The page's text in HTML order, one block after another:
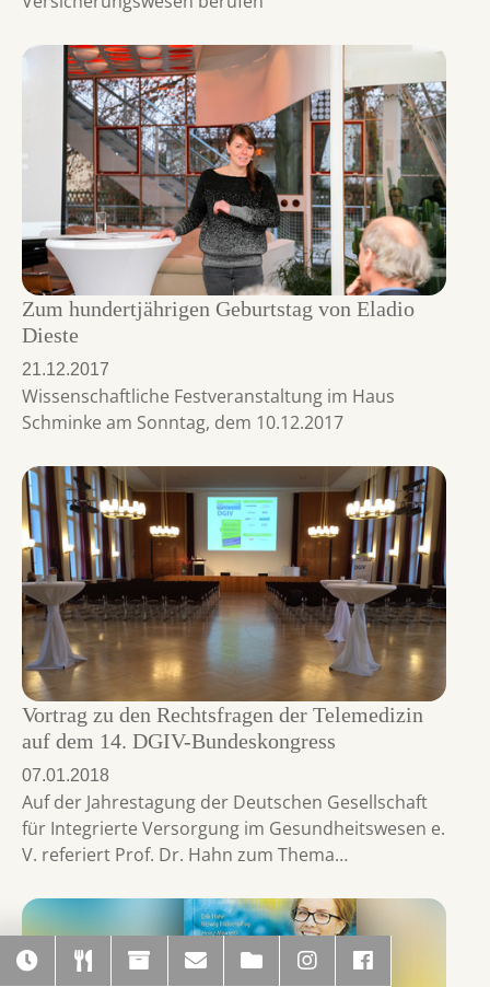
Zum hundertjährigen Geburtstag von Eladio
Dieste
21.12.2017
Wissenschaftliche Festveranstaltung im Haus
Schminke am Sonntag, dem 10.12.2017
Vortrag zu den Rechtsfragen der Telemedizin
auf dem 14. DGIV-Bundeskongress
07.01.2018
Auf der Jahrestagung der Deutschen Gesellschaft
für Integrierte Versorgung im Gesundheitswesen e.
V. referiert Prof. Dr. Hahn zum Thema…